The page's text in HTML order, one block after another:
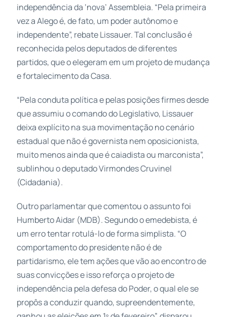
independência da ‘nova’ Assembleia. “Pela primeira
vez a Alego é, de fato, um poder autônomo e
independente”, rebate Lissauer. Tal conclusão é
reconhecida pelos deputados de diferentes
partidos, que o elegeram em um projeto de mudança
e fortalecimento da Casa.
“Pela conduta política e pelas posições firmes desde
que assumiu o comando do Legislativo, Lissauer
deixa explícito na sua movimentação no cenário
estadual que não é governista nem oposicionista,
muito menos ainda que é caiadista ou marconista”,
sublinhou o deputado Virmondes Cruvinel
(Cidadania).
Outro parlamentar que comentou o assunto foi
Humberto Aidar (MDB). Segundo o emedebista, é
um erro tentar rotulá-lo de forma simplista. “O
comportamento do presidente não é de
partidarismo, ele tem ações que vão ao encontro de
suas convicções e isso reforça o projeto de
independência pela defesa do Poder, o qual ele se
propôs a conduzir quando, supreendentemente,